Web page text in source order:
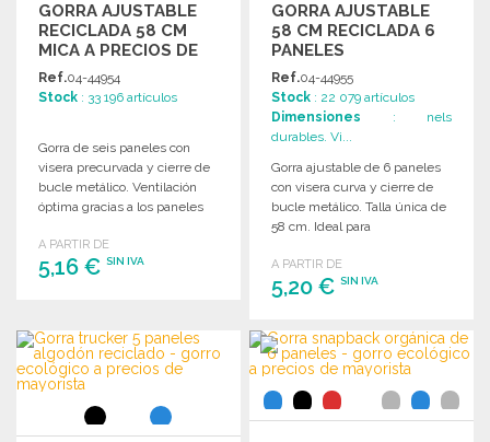
GORRA AJUSTABLE
RECICLADA 58 CM
MICA A PRECIOS DE
MAYORISTA
Ref.04-44954
Stock : 33 196 artículos
Gorra de seis paneles con
visera precurvada y cierre de
bucle metálico. Ventilación
óptima gracias a los paneles
A PARTIR DE
5,16 € SIN IVA
Solicitar un presupuesto
GORRA AJUSTABLE
58 CM RECICLADA 6
PANELES
Ref.04-44955
Stock : 22 079 artículos
Dimensiones : nels
durables. Vi...
Gorra ajustable de 6 paneles
con visera curva y cierre de
bucle metálico. Talla única de
58 cm. Ideal para
A PARTIR DE
5,20 €SIN IVA
PEDIR
Solicitar un presupuesto